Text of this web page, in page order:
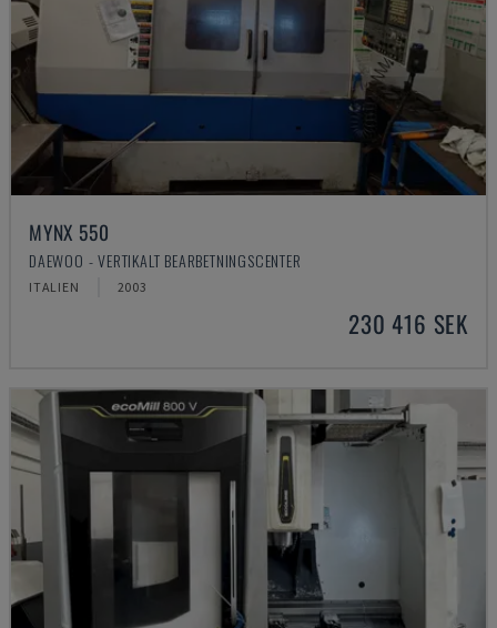
MYNX 550
DAEWOO - VERTIKALT BEARBETNINGSCENTER
ITALIEN 2003
230 416 SEK